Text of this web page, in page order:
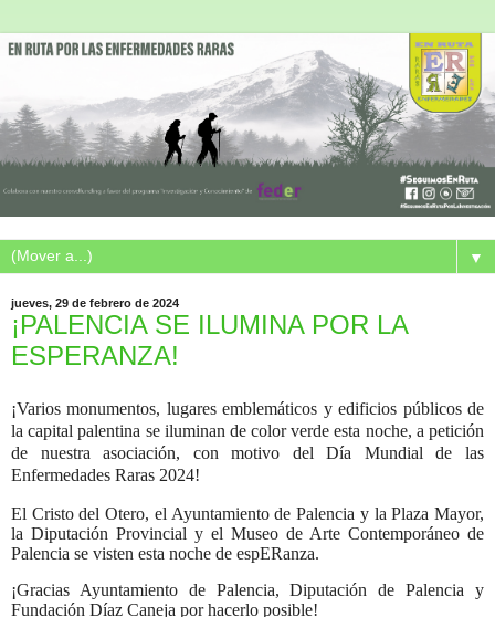
▼
jueves, 29 de febrero de 2024
¡PALENCIA SE ILUMINA POR LA
ESPERANZA!
¡Varios monumentos, lugares emblemáticos y edificios públicos de
la capital palentina se iluminan de color verde esta noche, a petición
de nuestra asociación, con motivo del Día Mundial de las
Enfermedades Raras 2024!
El Cristo del Otero, el Ayuntamiento de Palencia y la Plaza Mayor,
la Diputación Provincial y el Museo de Arte Contemporáneo de
Palencia se visten esta noche de espERanza.
¡Gracias Ayuntamiento de Palencia,Diputación de Palencia y
Fundación Díaz Caneja por hacerlo posible!